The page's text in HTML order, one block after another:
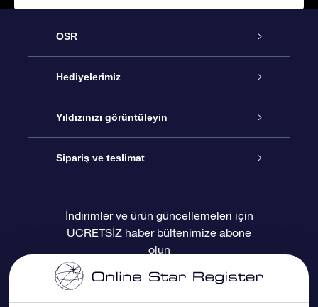
OSR
Hizmet
İletişim
Blogu
Değerlendirmeler
Hediyelerimiz
Çevrimiçi Yıldız Hediyesi
OSR Hediye Paketi
OSR Hediye Kartı
Kurumsal hediyeler
Yıldızınızı görüntüleyin
Star Register
Kişiselleştirilmiş Yıldız Sayfası
Bir Milyon Yıldız
Sipariş ve teslimat
Ödeme bilgileri
Sevkiyat bilgileri
İndirimler ve ürün güncellemeleri için
ÜCRETSİZ haber bültenimize abone
olun